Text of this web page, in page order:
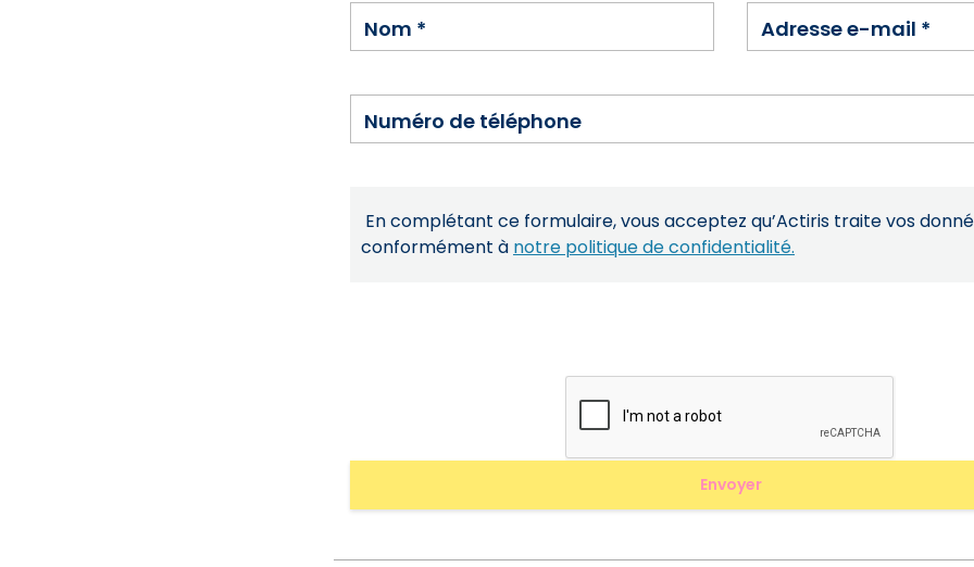
Nom * Adresse e-mail *
Numéro de téléphone
En complétant ce formulaire, vous acceptez qu’Actiris traite vos
conformément à notre politique de confidentialité.